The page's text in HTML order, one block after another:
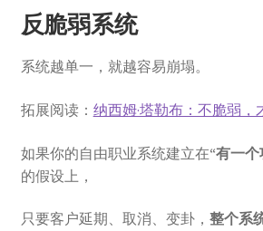
反脆弱系统
系统越单一，就越容易崩塌。
拓展阅读： 纳西姆·塔勒布：不脆弱，
如果你的自由职业系统建立在“有一
的假设上，
只要客户延期、取消、变卦， 整个系